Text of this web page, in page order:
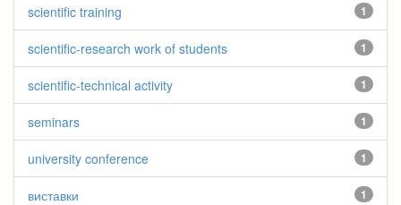
1
scientific training
1
scientific-research work of students
1
scientific-technical activity
1
seminars
1
university conference
1
виставки